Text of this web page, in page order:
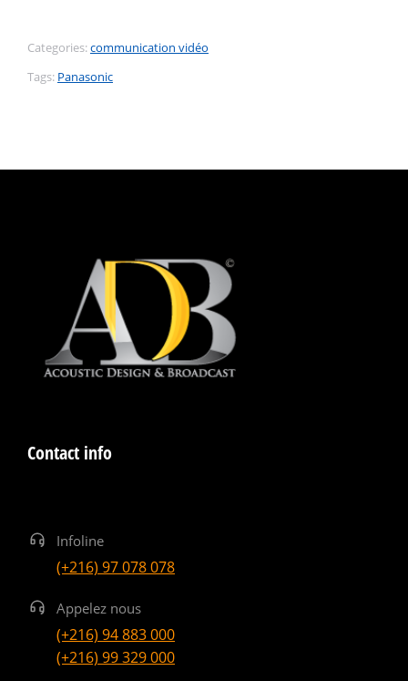
Categories:communication vidéo
Tags: Panasonic
Contact info
Infoline
(+216) 97 078 078
Appelez nous
(+216) 94 883 000
(+216) 99 329 000